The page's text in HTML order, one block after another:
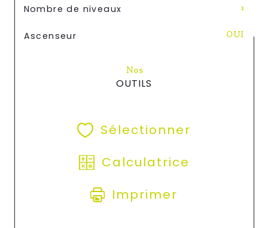
Nombre de niveaux 1
Ascenseur OUI
Nos
OUTILS
Sélectionner
Calculatrice
Imprimer